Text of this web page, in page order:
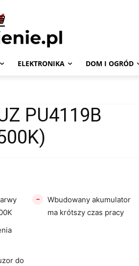
ELEKTRONIKA DOM I OGRÓD
PU4119B
do
-
Wbudowany akumulator
ma krótszy czas pracy